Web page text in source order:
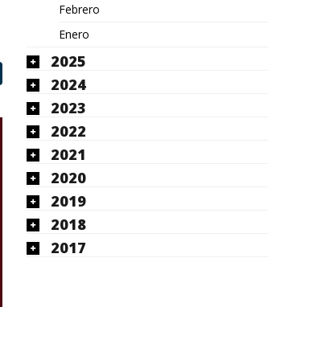
Febrero
Enero
2025
2024
2023
2022
2021
2020
2019
2018
2017